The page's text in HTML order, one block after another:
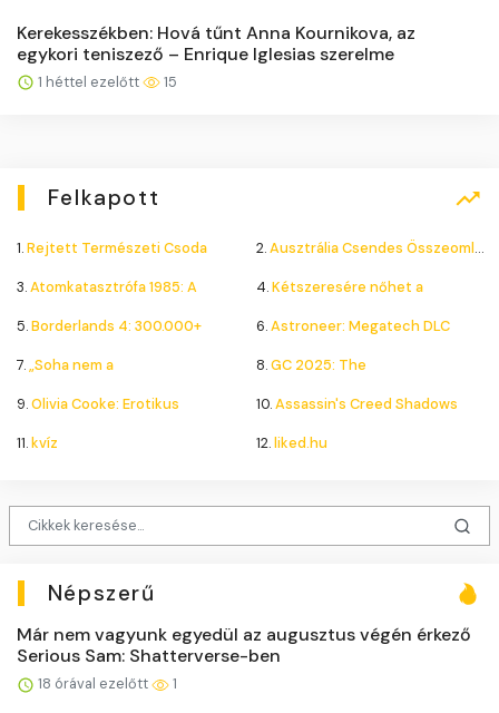
Kerekesszékben: Hová tűnt Anna Kournikova, az
egykori teniszező – Enrique Iglesias szerelme
1 héttel ezelőtt 15
Felkapott
1.Rejtett Természeti Csoda 2.Ausztrália Csendes Összeomlása
3.Atomkatasztrófa 1985: A 4.Kétszeresére nőhet a
5.Borderlands 4: 300.000+ 6.Astroneer: Megatech DLC
7.„Soha nem a 8.GC 2025: The
9.Olivia Cooke: Erotikus 10.Assassin's Creed Shadows
11.kvíz 12.liked.hu
Népszerű
Már nem vagyunk egyedül az augusztus végén érkező
Serious Sam: Shatterverse-ben
18 órával ezelőtt 1